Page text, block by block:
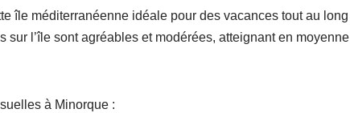
île méditerranéenne idéale pour des vacances tout au long
sur l’île sont agréables et modérées, atteignant en moyenne
à Minorque :